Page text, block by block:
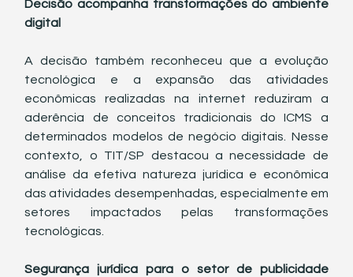
Decisão acompanha transformações do ambiente
digital
A decisão também reconheceu que a evolução
tecnológica e a expansão das atividades
econômicas realizadas na internet reduziram a
aderência de conceitos tradicionais do ICMS a
determinados modelos de negócio digitais. Nesse
contexto, o TIT/SP destacou a necessidade de
análise da efetiva natureza jurídica e econômica
das atividades desempenhadas, especialmente em
setores impactados pelas transformações
tecnológicas.
Segurança jurídica para o setor de publicidade